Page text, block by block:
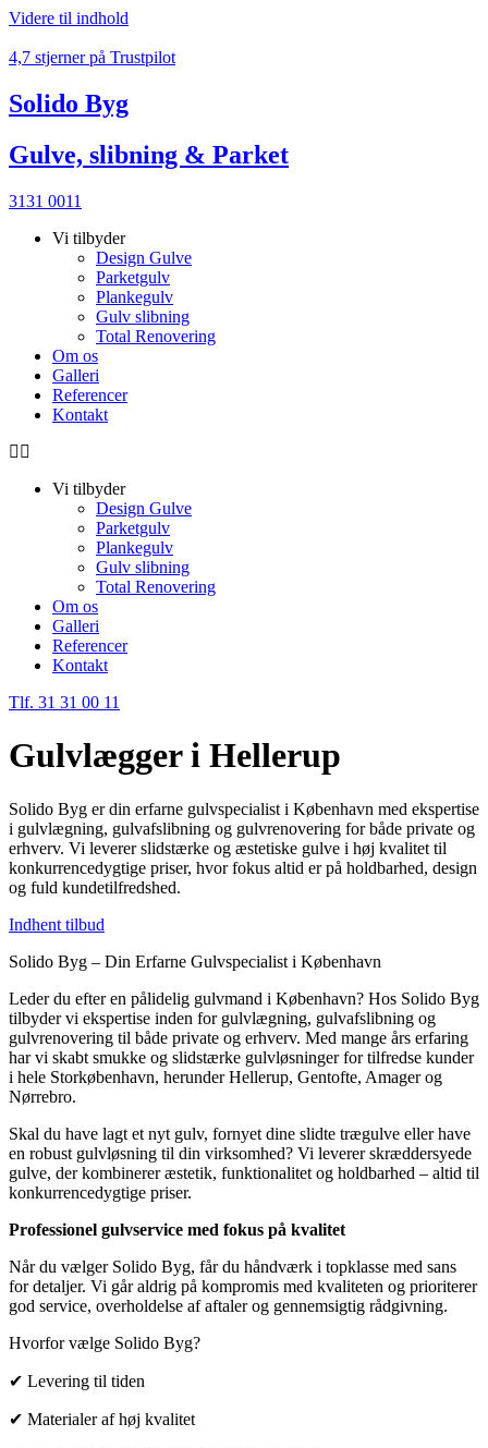
Videre til indhold
4,7 stjerner på Trustpilot
Solido Byg
Gulve, slibning & Parket
3131 0011
Vi tilbyder
Design Gulve
Parketgulv
Plankegulv
Gulv slibning
Total Renovering
Om os
Galleri
Referencer
Kontakt
Vi tilbyder
Design Gulve
Parketgulv
Plankegulv
Gulv slibning
Total Renovering
Om os
Galleri
Referencer
Kontakt
Tlf. 31 31 00 11
Gulvlægger i Hellerup
Solido Byg er din erfarne gulvspecialist i København med ekspertise
i gulvlægning, gulvafslibning og gulvrenovering for både private og
erhverv. Vi leverer slidstærke og æstetiske gulve i høj kvalitet til
konkurrencedygtige priser, hvor fokus altid er på holdbarhed, design
og fuld kundetilfredshed.
Indhent tilbud
Solido Byg – Din Erfarne Gulvspecialist i København
Leder du efter en pålidelig gulvmand i København? Hos Solido Byg
tilbyder vi ekspertise inden for gulvlægning, gulvafslibning og
gulvrenovering til både private og erhverv. Med mange års erfaring
har vi skabt smukke og slidstærke gulvløsninger for tilfredse kunder
i hele Storkøbenhavn, herunder Hellerup, Gentofte, Amager og
Nørrebro.
Skal du have lagt et nyt gulv, fornyet dine slidte trægulve eller have
en robust gulvløsning til din virksomhed? Vi leverer skræddersyede
gulve, der kombinerer æstetik, funktionalitet og holdbarhed – altid til
konkurrencedygtige priser.
Professionel gulvservice med fokus på kvalitet
Når du vælger Solido Byg, får du håndværk i topklasse med sans
for detaljer. Vi går aldrig på kompromis med kvaliteten og prioriterer
god service, overholdelse af aftaler og gennemsigtig rådgivning.
Hvorfor vælge Solido Byg?
✔ Levering til tiden
✔ Materialer af høj kvalitet